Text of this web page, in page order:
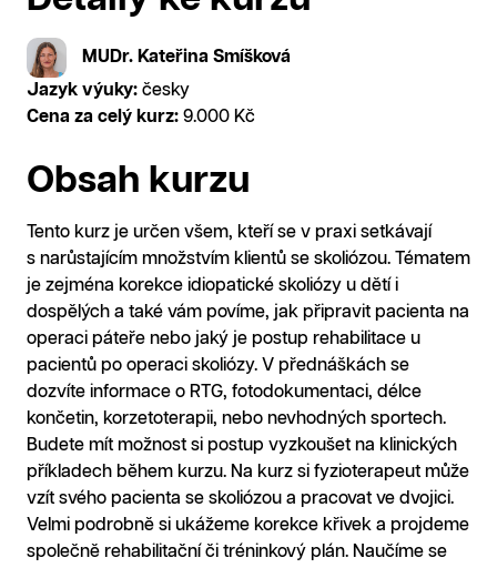
MUDr. Kateřina Smíšková
Jazyk výuky: česky
Cena za celý kurz: 9.000 Kč
Obsah kurzu
Tento kurz je určen všem, kteří se v praxi setkávají
s narůstajícím množstvím klientů se skoliózou. Tématem
je zejména korekce idiopatické skoliózy u dětí i
dospělých a také vám povíme, jak připravit pacienta na
operaci páteře nebo jaký je postup rehabilitace u
pacientů po operaci skoliózy. V přednáškách se
dozvíte informace o RTG, fotodokumentaci, délce
končetin, korzetoterapii, nebo nevhodných sportech.
Budete mít možnost si postup vyzkoušet na klinických
příkladech během kurzu. Na kurz si fyzioterapeut může
vzít svého pacienta se skoliózou a pracovat ve dvojici.
Velmi podrobně si ukážeme korekce křivek a projdeme
společně rehabilitační či tréninkový plán. Naučíme se